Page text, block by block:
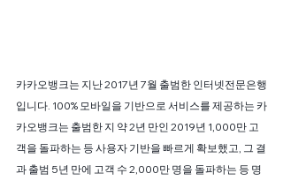
카카오뱅크는 지난 2017년 7월 출범한 인터넷전문은행
입니다. 100% 모바일을 기반으로 서비스를 제공하는 카
카오뱅크는 출범한 지 약 2년 만인 2019년 1,000만 고
객을 돌파하는 등 사용자 기반을 빠르게 확보했고, 그 결
과 출범 5년 만에 고객 수 2,000만 명을 돌파하는 등 명